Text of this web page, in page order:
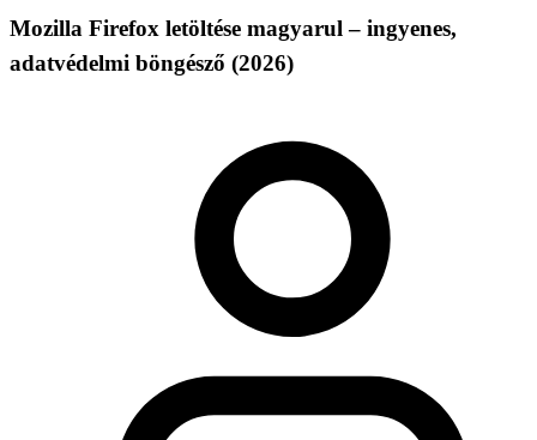
Mozilla Firefox letöltése magyarul – ingyenes,
adatvédelmi böngésző (2026)